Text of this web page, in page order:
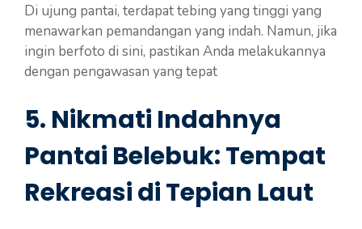
Di ujung pantai, terdapat tebing yang tinggi yang
menawarkan pemandangan yang indah. Namun, jika
ingin berfoto di sini, pastikan Anda melakukannya
dengan pengawasan yang tepat
5. Nikmati Indahnya
Pantai Belebuk: Tempat
Rekreasi di Tepian Laut